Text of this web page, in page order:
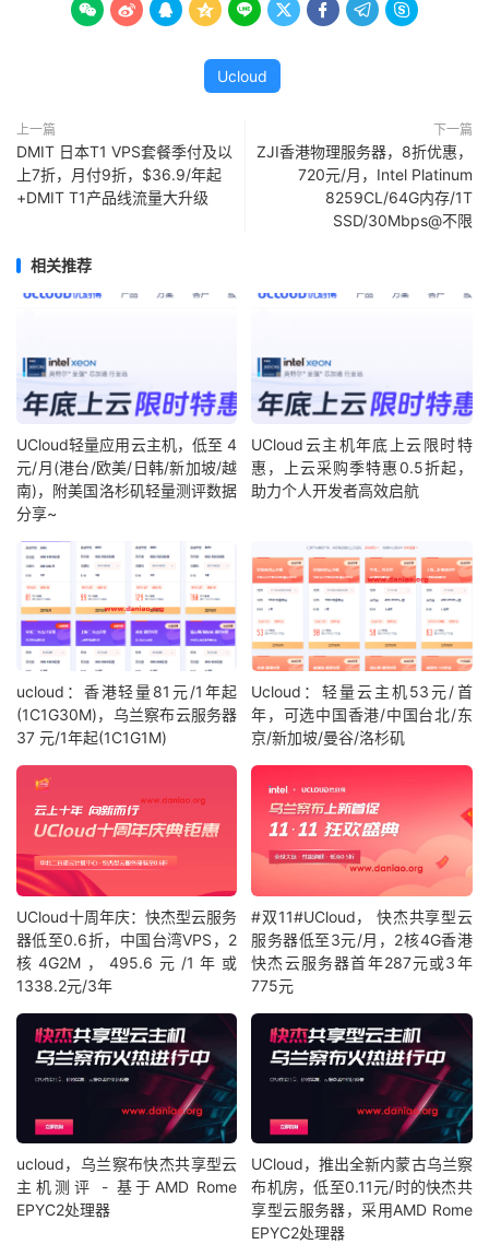
        
Ucloud
上一篇
DMIT 日本T1 VPS套餐季付及以
上7折，月付9折，$36.9/年起
+DMIT T1产品线流量大升级
下一篇
ZJI香港物理服务器，8折优惠，
720元/月，Intel Platinum
8259CL/64G内存/1T
SSD/30Mbps@不限
相关推荐
UCloud轻量应用云主机，低至 4
元/月(港台/欧美/日韩/新加坡/越
南)，附美国洛杉矶轻量测评数据
分享~
UCloud云主机年底上云限时特
惠，上云采购季特惠0.5折起，
助力个人开发者高效启航
ucloud：香港轻量81元/1年起
(1C1G30M)，乌兰察布云服务器
37 元/1年起(1C1G1M)
Ucloud：轻量云主机53元/首
年，可选中国香港/中国台北/东
京/新加坡/曼谷/洛杉矶
UCloud十周年庆：快杰型云服务
器低至0.6折，中国台湾VPS，2
核4G2M，495.6元/1年或
1338.2元/3年
#双11#UCloud， 快杰共享型云
服务器低至3元/月，2核4G香港
快杰云服务器首年287元或3年
775元
ucloud，乌兰察布快杰共享型云
主机测评 - 基于AMD Rome
EPYC2处理器
UCloud，推出全新内蒙古乌兰察
布机房，低至0.11元/时的快杰共
享型云服务器，采用AMD Rome
EPYC2处理器